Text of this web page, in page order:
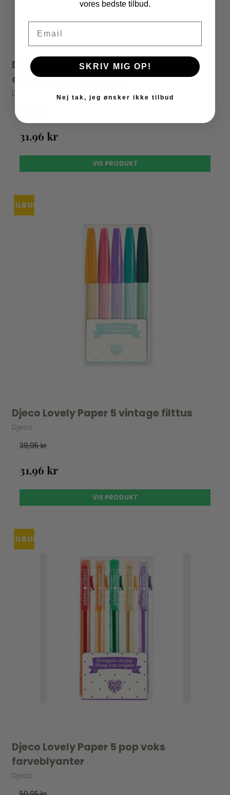
Djeco - Lovely Paper - 4 neon
overstregningstusser
Djeco
31,96 kr
VIS PRODUKT
TILBUD
Djeco Lovely Paper 5 vintage filttus
Djeco
39,95 kr
31,96 kr
VIS PRODUKT
TILBUD
Djeco Lovely Paper 5 pop voks
farveblyanter
Djeco
vores bedste tilbud.
SKRIV MIG OP!
Nej tak, jeg ønsker ikke tilbud